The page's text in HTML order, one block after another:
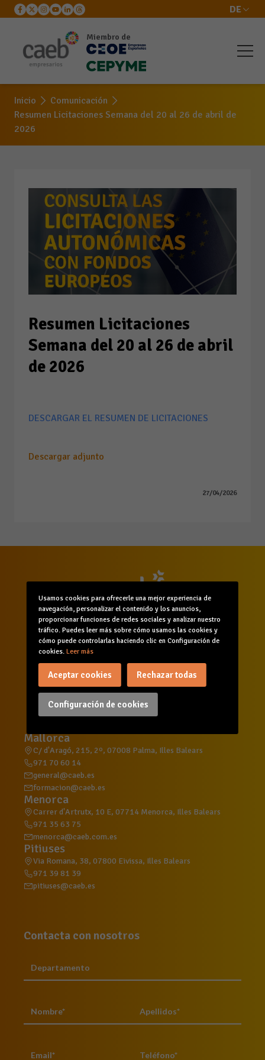
DE
Miembro de
Inicio
Comunicación
Resumen Licitaciones Semana del 20 al 26 de abril de
2026
Resumen Licitaciones
Semana del 20 al 26 de abril
de 2026
DESCARGAR EL RESUMEN DE LICITACIONES
Descargar adjunto
27/04/2026
InicioQuiénes somosComunicación
ServiciosFormaciónAgenda
Canal de denuncias
Mallorca
C/ d'Aragó, 215, 2º, 07008 Palma, Illes Balears
971 70 60 14
general@caeb.es
formacion@caeb.es
Menorca
Carrer d'Artrutx, 10 E, 07714 Menorca, Illes Balears
971 35 63 75
menorca@caeb.com.es
Pitiuses
Via Romana, 38, 07800 Eivissa, Illes Balears
971 39 81 39
pitiuses@caeb.es
Contacta con nosotros
Usamos cookies para ofrecerle una mejor experiencia de
navegación, personalizar el contenido y los anuncios,
proporcionar funciones de redes sociales y analizar nuestro
tráfico. Puedes leer más sobre cómo usamos las cookies y
cómo puede controlarlas haciendo clic en Configuración de
cookies. Leer más
Configuración de cookies
Aceptar cookies Rechazar todas